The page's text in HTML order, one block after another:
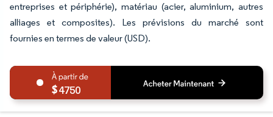
entreprises et périphérie), matériau (acier, aluminium, autres
alliages et composites). Les prévisions du marché sont
fournies en termes de valeur (USD).
4750